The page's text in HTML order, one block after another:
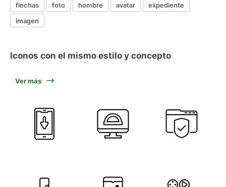
flechas foto hombre avatar
expediente
imagen
Iconos con el mismo estilo y concepto
Ver más